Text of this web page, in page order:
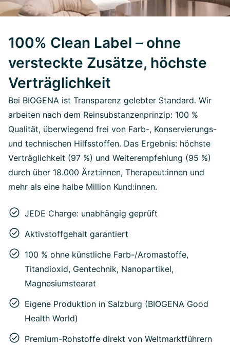
100% Clean Label – ohne
versteckte Zusätze, höchste
Verträglichkeit
Bei BIOGENA ist Transparenz gelebter Standard. Wir
arbeiten nach dem Reinsubstanzenprinzip: 100 %
Qualität, überwiegend frei von Farb-, Konservierungs-
und technischen Hilfsstoffen. Das Ergebnis: höchste
Verträglichkeit (97 %) und Weiterempfehlung (95 %)
durch über 18.000 Ärzt:innen, Therapeut:innen und
mehr als eine halbe Million Kund:innen.
JEDE Charge: unabhängig geprüft
Aktivstoffgehalt garantiert
100 % ohne künstliche Farb-/Aromastoffe,
Titandioxid, Gentechnik, Nanopartikel,
Magnesiumstearat
Eigene Produktion in Salzburg (BIOGENA Good
Health World)
Premium-Rohstoffe direkt von Weltmarktführern